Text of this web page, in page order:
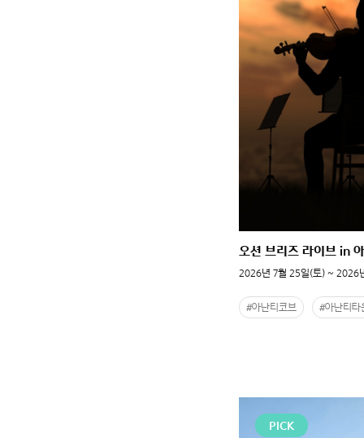
오션 브리즈 라이브 in
2026년 7월 25일(토) ~ 2026
#아난티코브 #아난티타
PICK